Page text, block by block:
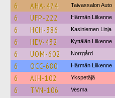
6 AHA-474 Taivassalon Auto
6 UFP-222 Härmän Liikenne
6 HCH-386 Kasiniemen Linja
6 HEV-432 Kyttälän Liikenne
6 UOM-602 Norrgård
6 OCC-680 Härmän Liikenne
6 AJH-102 Ykspetäjä
6 TVN-106 Vesma